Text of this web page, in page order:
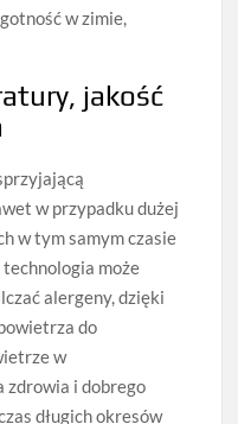
w zimie,
jakość
w przypadku dużej
w tym samym czasie
technologia może
alergeny, dzięki
do
w
zdrowia i dobrego
długich okresów